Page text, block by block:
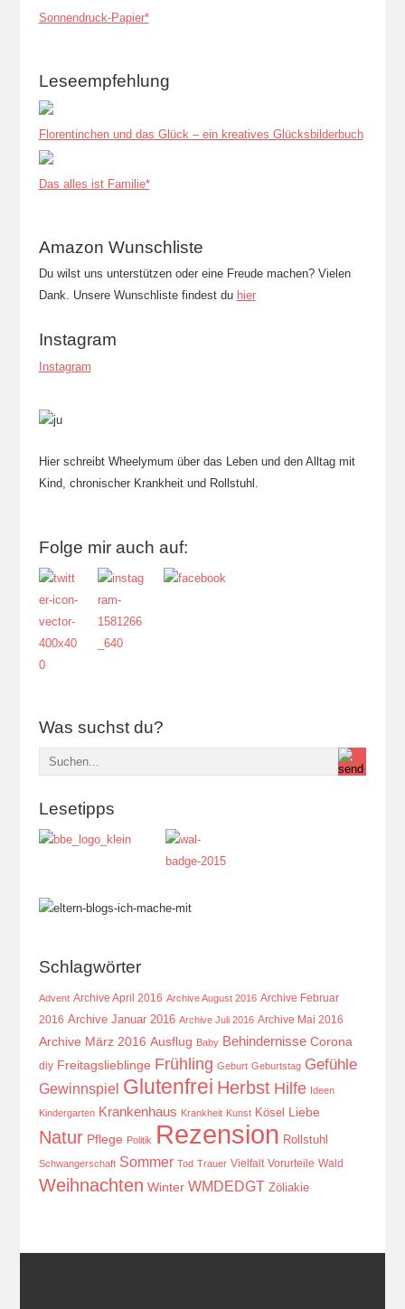
Sonnendruck-Papier*
Leseempfehlung
Florentinchen und das Glück – ein kreatives Glücksbilderbuch
Das alles ist Familie*
Amazon Wunschliste
Du wilst uns unterstützen oder eine Freude machen? Vielen
Dank. Unsere Wunschliste findest du hier
Instagram
Instagram
Hier schreibt Wheelymum über das Leben und den Alltag mit
Kind, chronischer Krankheit und Rollstuhl.
Folge mir auch auf:
Was suchst du?
Lesetipps
Schlagwörter
Advent Archive April 2016 Archive August 2016 Archive Februar
2016 Archive Januar 2016 Archive Juli 2016 Archive Mai 2016
Archive März 2016 Ausflug Baby Behindernisse Corona
diy Freitagslieblinge Frühling Geburt Geburtstag Gefühle
Gewinnspiel Glutenfrei Herbst Hilfe Ideen
Kindergarten Krankenhaus Krankheit Kunst Kösel Liebe
Natur Pflege Politik Rezension Rollstuhl
Schwangerschaft Sommer Tod Trauer Vielfalt Vorurteile Wald
Weihnachten Winter WMDEDGT Zöliakie